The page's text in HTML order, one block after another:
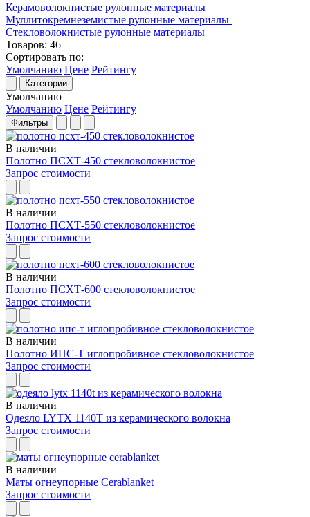
Керамоволокнистые рулонные материалы
Муллитокремнеземистые рулонные материалы
Стекловолокнистые рулонные материалы
Товаров: 46
Сортировать по:
Умолчанию Цене Рейтингу
Категории
Умолчанию
Умолчанию Цене Рейтингу
Фильтры
В наличии
Полотно ПСХТ-450 стекловолокнистое
Запрос стоимости
В наличии
Полотно ПСХТ-550 стекловолокнистое
Запрос стоимости
В наличии
Полотно ПСХТ-600 стекловолокнистое
Запрос стоимости
В наличии
Полотно ИПС-Т иглопробивное стекловолокнистое
Запрос стоимости
В наличии
Одеяло LYTX 1140T из керамического волокна
Запрос стоимости
В наличии
Маты огнеупорные Cerablanket
Запрос стоимости